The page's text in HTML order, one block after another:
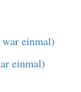
einmal)